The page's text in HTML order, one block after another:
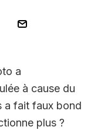
a
à cause du
a fait faux bond
plus ?